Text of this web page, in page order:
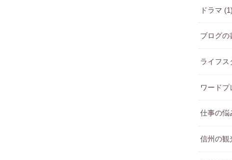
ドラマ (1)
ブログの
ライフス
ワードプ
仕事の悩
信州の観